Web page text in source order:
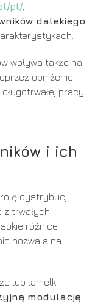
pl/,
dalekiego
wpływa także na
obniżenie
pracy
i ich
rolę dystrybucji
z trwałych
różnice
pozwala na
lub lamelki
modulację